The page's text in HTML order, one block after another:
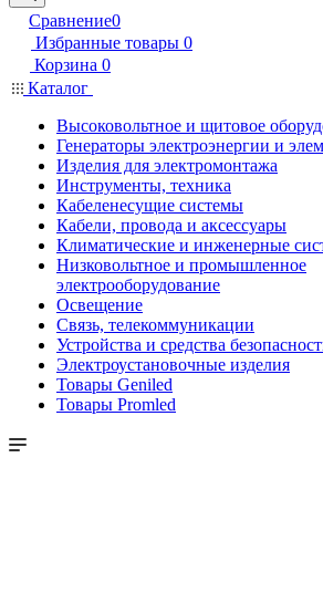
Сравнение0
Избранные товары 0
Корзина 0
Каталог
Высоковольтное и щитовое
Генераторы электроэнергии и
Изделия для электромонтажа
Инструменты, техника
Кабеленесущие системы
Кабели, провода и аксессуары
Климатические и инженерные
Низковольтное и промышленное
электрооборудование
Освещение
Связь, телекоммуникации
Устройства и средства
Электроустановочные изделия
Товары Geniled
Товары Promled